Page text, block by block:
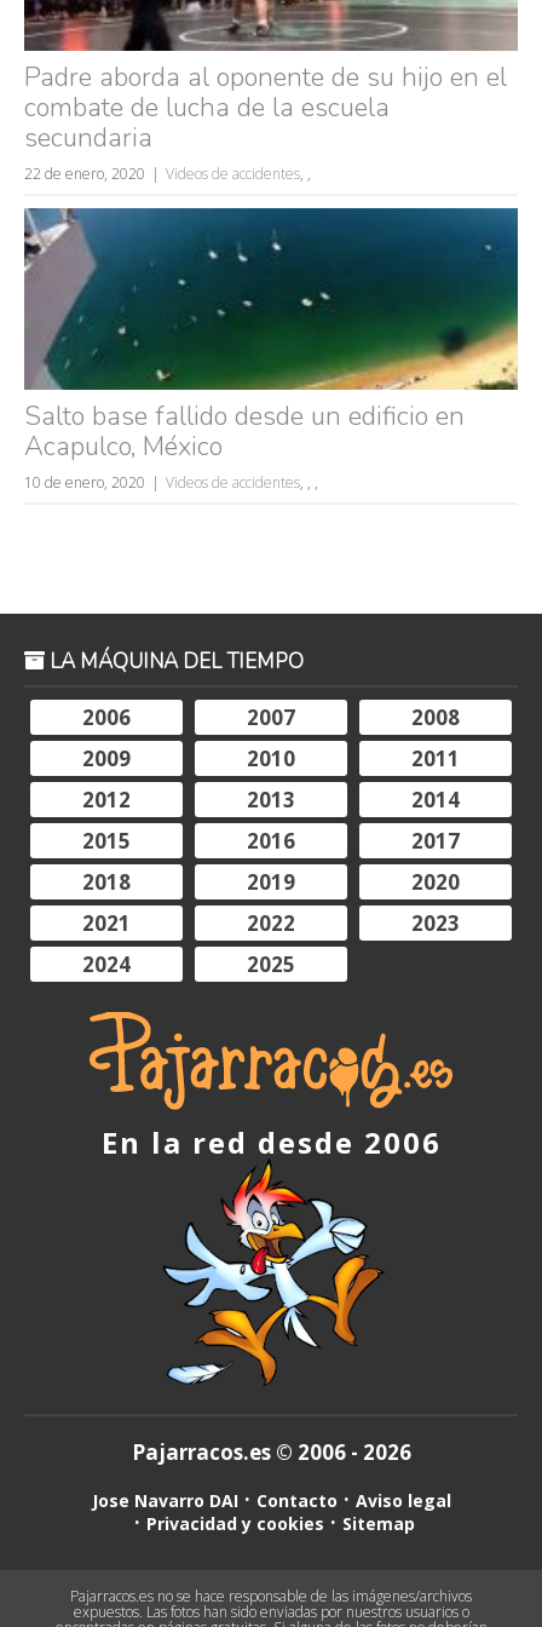
Padre aborda al oponente de su hijo en el
combate de lucha de la escuela
secundaria
22 de enero, 2020 Videos de accidentes, ,
Salto base fallido desde un edificio en
Acapulco, México
10 de enero, 2020 Videos de accidentes, , ,
LA MÁQUINA DEL TIEMPO
2006
2007
2008
2009
2010
2011
2012
2013
2014
2015
2016
2017
2018
2019
2020
2021
2022
2023
2024
2025
En la red desde 2006
Pajarracos.es © 2006 - 2026
Jose Navarro DAI Contacto
Aviso legal
Privacidad y cookies
Sitemap
Pajarracos.es no se hace responsable de las imágenes/archivos
expuestos. Las fotos han sido enviadas por nuestros usuarios o